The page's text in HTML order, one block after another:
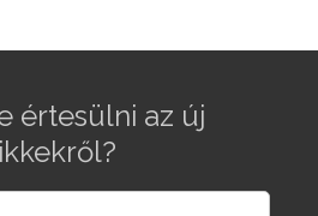
értesülni az új